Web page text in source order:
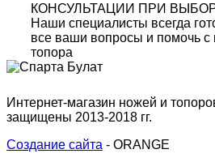
КОНСУЛЬТАЦИИ ПРИ
Наши специалисты всегда
все ваши вопросы и помочь
топора
Интернет-магазин ножей и
защищены 2013-2018 гг.
Создание сайта - ORANGE